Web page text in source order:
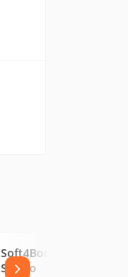
Soft4Boost Audio
Studio